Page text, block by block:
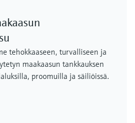
tehokkaaseen, turvalliseen ja
maakaasun tankkauksen
proomuilla ja säiliöissä.